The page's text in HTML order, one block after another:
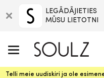
LEGĀDĀJIETIES
MŪSU LIETOTNI
Telli meie uudiskiri ja ole